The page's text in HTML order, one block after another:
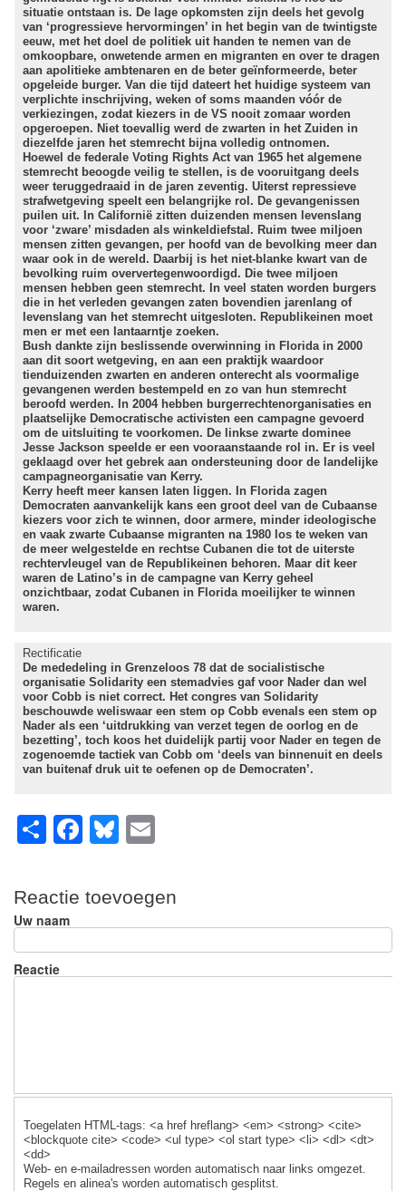
situatie ontstaan is. De lage opkomsten zijn deels het gevolg
van ‘progressieve hervormingen’ in het begin van de twintigste
eeuw, met het doel de politiek uit handen te nemen van de
omkoopbare, onwetende armen en migranten en over te dragen
aan apolitieke ambtenaren en de beter geïnformeerde, beter
opgeleide burger. Van die tijd dateert het huidige systeem van
verplichte inschrijving, weken of soms maanden vóór de
verkiezingen, zodat kiezers in de VS nooit zomaar worden
opgeroepen. Niet toevallig werd de zwarten in het Zuiden in
diezelfde jaren het stemrecht bijna volledig ontnomen.
Hoewel de federale Voting Rights Act van 1965 het algemene
stemrecht beoogde veilig te stellen, is de vooruitgang deels
weer teruggedraaid in de jaren zeventig. Uiterst repressieve
strafwetgeving speelt een belangrijke rol. De gevangenissen
puilen uit. In Californië zitten duizenden mensen levenslang
voor ‘zware’ misdaden als winkeldiefstal. Ruim twee miljoen
mensen zitten gevangen, per hoofd van de bevolking meer dan
waar ook in de wereld. Daarbij is het niet-blanke kwart van de
bevolking ruim oververtegenwoordigd. Die twee miljoen
mensen hebben geen stemrecht. In veel staten worden burgers
die in het verleden gevangen zaten bovendien jarenlang of
levenslang van het stemrecht uitgesloten. Republikeinen moet
men er met een lantaarntje zoeken.
Bush dankte zijn beslissende overwinning in Florida in 2000
aan dit soort wetgeving, en aan een praktijk waardoor
tienduizenden zwarten en anderen onterecht als voormalige
gevangenen werden bestempeld en zo van hun stemrecht
beroofd werden. In 2004 hebben burgerrechtenorganisaties en
plaatselijke Democratische activisten een campagne gevoerd
om de uitsluiting te voorkomen. De linkse zwarte dominee
Jesse Jackson speelde er een vooraanstaande rol in. Er is veel
geklaagd over het gebrek aan ondersteuning door de landelijke
campagneorganisatie van Kerry.
Kerry heeft meer kansen laten liggen. In Florida zagen
Democraten aanvankelijk kans een groot deel van de Cubaanse
kiezers voor zich te winnen, door armere, minder ideologische
en vaak zwarte Cubaanse migranten na 1980 los te weken van
de meer welgestelde en rechtse Cubanen die tot de uiterste
rechtervleugel van de Republikeinen behoren. Maar dit keer
waren de Latino’s in de campagne van Kerry geheel
onzichtbaar, zodat Cubanen in Florida moeilijker te winnen
waren.
Rectificatie
De mededeling in Grenzeloos 78 dat de socialistische
organisatie Solidarity een stemadvies gaf voor Nader dan wel
voor Cobb is niet correct. Het congres van Solidarity
beschouwde weliswaar een stem op Cobb evenals een stem op
Nader als een ‘uitdrukking van verzet tegen de oorlog en de
bezetting’, toch koos het duidelijk partij voor Nader en tegen de
zogenoemde tactiek van Cobb om ‘deels van binnenuit en deels
van buitenaf druk uit te oefenen op de Democraten’.
S
ar
e
F
c
e
b
o
Bl
e
sk
y
ail
Reactie toevoegen
Uw naam
Reactie
Toegelaten HTML-tags: <a href hreflang> <em> <strong> <cite>
<blockquote cite> <code> <ul type> <ol start type> <li> <dl> <dt>
<dd>
Web- en e-mailadressen worden automatisch naar links omgezet.
Regels en alinea's worden automatisch gesplitst.